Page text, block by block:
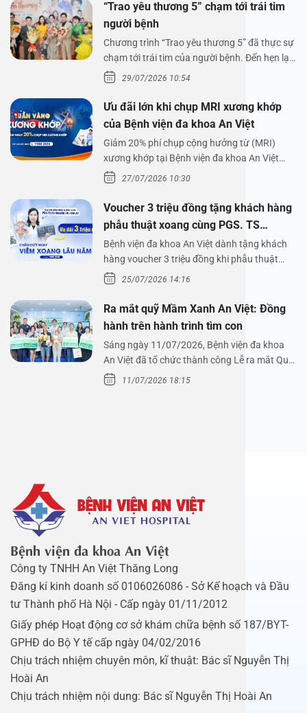
“Trao yêu thương 5” chạm tới trái tim
người bệnh
Chương trình “Trao yêu thương 5” đã thực sự
chạm tới trái tim của người bệnh. Đến hẹn lại
lên,…29/07/2026 10:54
Ưu đãi lớn khi chụp MRI xương khớp
của Bệnh viện đa khoa An Việt
Giảm 20% phí chụp cộng hưởng từ (MRI)
xương khớp tại Bệnh viện đa khoa An Việt
Bệnh viện đa…
27/07/2026 10:30
Voucher 3 triệu đồng tặng khách hàng
phẫu thuật xoang cùng PGS. TS
Nguyễn Thị Hoài An
Bệnh viện đa khoa An Việt dành tặng khách
hàng voucher 3 triệu đồng khi phẫu thuật
xoang cùng PGS.…
25/07/2026 14:16
Ra mắt quỹ Mầm Xanh An Việt: Đồng
hành trên hành trình tìm con
Sáng ngày 11/07/2026, Bệnh viện đa khoa
An Việt đã tổ chức thành công Lễ ra mắt Quỹ
Mầm Xanh…
11/07/2026 18:15
Bệnh viện đa khoa An Việt
Công ty TNHH An Việt Thăng Long
Đăng kí kinh doanh số 0106026086 - Sở Kế hoạch và Đầu
tư Thành phố Hà Nội - Cấp ngày 01/11/2012
Giấy phép Hoạt động cơ sở khám chữa bệnh số 187/BYT-
GPHĐ do Bộ Y tế cấp ngày 04/02/2016
Chịu trách nhiệm chuyên môn, kĩ thuật: Bác sĩ Nguyễn Thị
Hoài An
Chịu trách nhiệm nội dung: Bác sĩ Nguyễn Thị Hoài An